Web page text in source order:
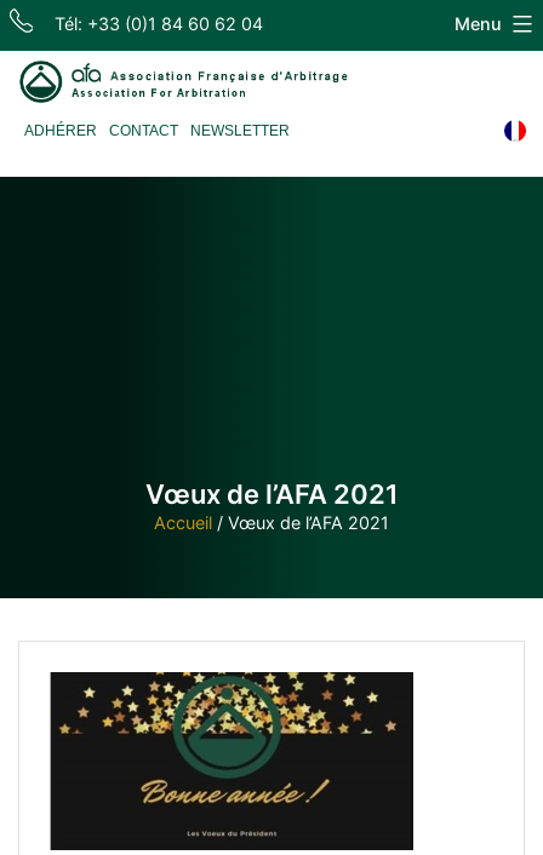
Skip
content
Tél: +33 (0)1 84 60 62 04
d'Arbitrage
ADHÉRER CONTACT NEWSLETTER
Menu
Vœux de l’AFA 2021
Accueil / Vœux de l’AFA 2021